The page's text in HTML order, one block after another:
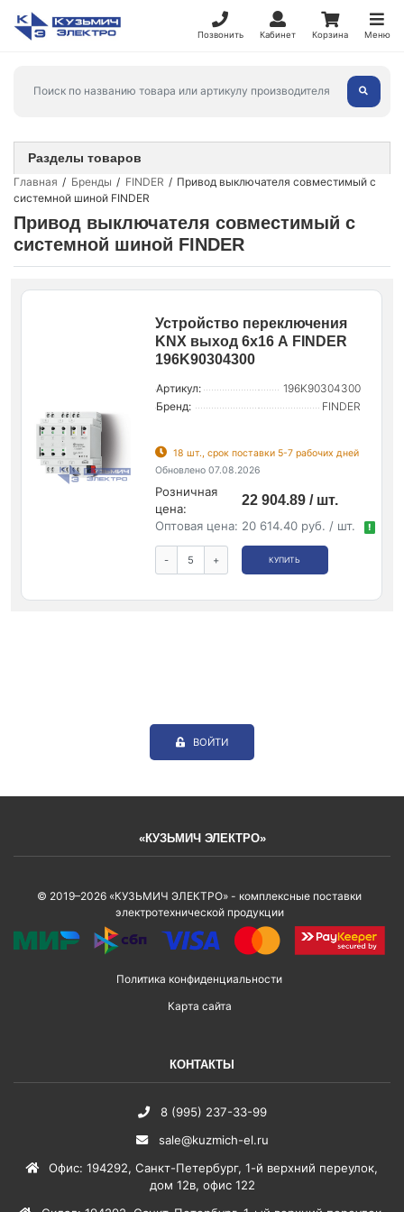
Позвонить Кабинет Корзина Меню
Главная Бренды FINDER
Привод выключателя совместимый с
системной шиной FINDER
Привод выключателя совместимый с
системной шиной FINDER
Устройство переключения
KNX выход 6х16 А FINDER
196K90304300
Артикул:
196K90304300
Бренд:
FINDER
18 шт., срок поставки 5-7 рабочих дней
Обновлено 07.08.2026
Розничная
цена:
22 904.89 / шт.
Оптовая цена: 20 614.40 руб. / шт. !
- + КУПИТЬ
Разделы товаров
ВОЙТИ
«КУЗЬМИЧ ЭЛЕКТРО»
© 2019–2026 «КУЗЬМИЧ ЭЛЕКТРО» - комплексные поставки
электротехнической продукции
Политика конфиденциальности
Карта сайта
КОНТАКТЫ
8 (995) 237-33-99
sale@kuzmich-el.ru
Офис: 194292, Санкт-Петербург, 1-й верхний переулок,
дом 12в, офис 122